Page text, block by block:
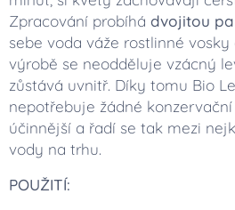
Zpracování probíhá dvojitou
sebe voda váže rostlinné
výrobě se neodděluje vzácný
zůstává uvnitř. Díky tomu Bio
nepotřebuje žádné
účinnější a řadí se tak mezi
vody na trhu.
POUŽITÍ: